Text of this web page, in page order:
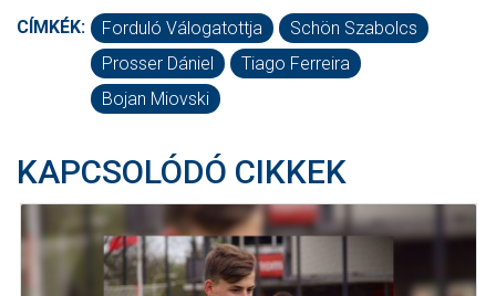
CÍMKÉK: Forduló Válogatottja
Schön Szabolcs
Prosser Dániel
Tiago Ferreira
Bojan Miovski
KAPCSOLÓDÓ CIKKEK